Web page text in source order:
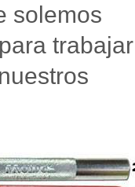
solemos
trabajar